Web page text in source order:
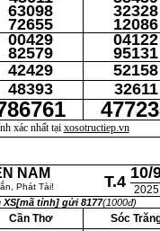
63098
72655
00429
82579
42429
48393
32328
12086
04122
95131
52158
32611
xác nhất tại xosotructiep.vn
NAM
Phát Tài! T.4 10/
2025
XS[mã tỉnh] gửi 8177(1000đ)
Cần Thơ
Sóc